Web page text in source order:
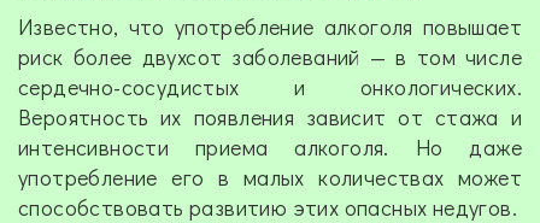
Известно, что употребление алкоголя повышает
риск более двухсот заболеваний — в том числе
сердечно-сосудистых и онкологических.
Вероятность их появления зависит от стажа и
интенсивности приема алкоголя. Но даже
употребление его в малых количествах может
способствовать развитию этих опасных недугов.